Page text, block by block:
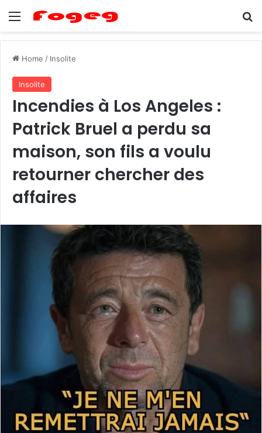
Menu
Home / Insolite
Insolite
Incendies à Los Angeles :
Patrick Bruel a perdu sa
maison, son fils a voulu
retourner chercher des
affaires